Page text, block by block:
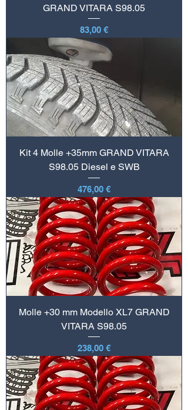
GRAND VITARA S98.05
Prezzo
83,00 €
Kit 4 Molle +35mm GRAND VITARA
S98.05 Diesel e SWB
Prezzo
476,00 €
Molle +30 mm Modello XL7 GRAND
VITARA S98.05
Prezzo
238,00 €